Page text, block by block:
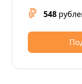
548